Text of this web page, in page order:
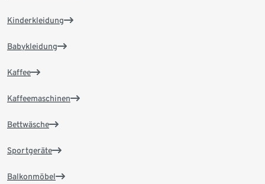
Kinderkleidung
Babykleidung
Kaffee
Kaffeemaschinen
Bettwäsche
Sportgeräte
Balkonmöbel